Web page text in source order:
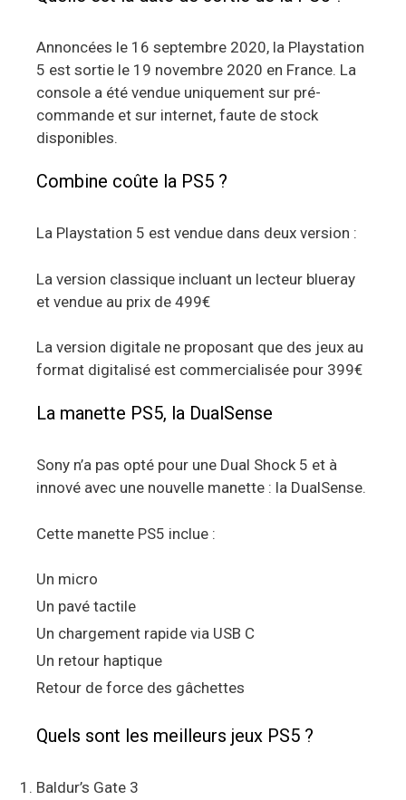
Annoncées le 16 septembre 2020, la Playstation
5 est sortie le 19 novembre 2020 en France. La
console a été vendue uniquement sur pré-
commande et sur internet, faute de stock
disponibles.
Combine coûte la PS5 ?
La Playstation 5 est vendue dans deux version :
La version classique incluant un lecteur blueray
et vendue au prix de 499€
La version digitale ne proposant que des jeux au
format digitalisé est commercialisée pour 399€
La manette PS5, la DualSense
Sony n’a pas opté pour une Dual Shock 5 et à
innové avec une nouvelle manette : la DualSense.
Cette manette PS5 inclue :
Un micro
Un pavé tactile
Un chargement rapide via USB C
Un retour haptique
Retour de force des gâchettes
Quels sont les meilleurs jeux PS5 ?
Baldur’s Gate 3